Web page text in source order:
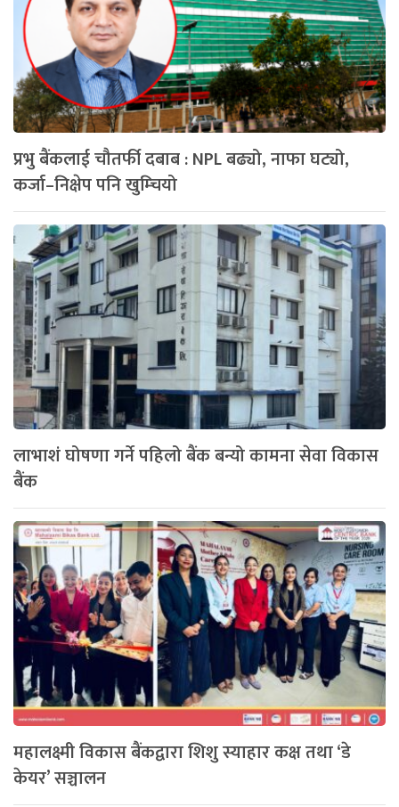
प्रभु बैंकलाई चौतर्फी दबाब : NPL बढ्यो, नाफा घट्यो,
कर्जा–निक्षेप पनि खुम्चियो
लाभाशं घोषणा गर्ने पहिलो बैंक बन्यो कामना सेवा विकास
बैंक
महालक्ष्मी विकास बैंकद्वारा शिशु स्याहार कक्ष तथा ‘डे
केयर’ सञ्चालन